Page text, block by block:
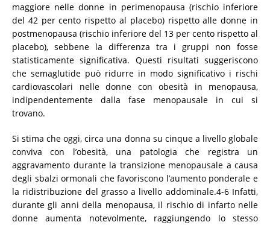
maggiore nelle donne in perimenopausa (rischio inferiore
del 42 per cento rispetto al placebo) rispetto alle donne in
postmenopausa (rischio inferiore del 13 per cento rispetto al
placebo), sebbene la differenza tra i gruppi non fosse
statisticamente significativa. Questi risultati suggeriscono
che semaglutide può ridurre in modo significativo i rischi
cardiovascolari nelle donne con obesità in menopausa,
indipendentemente dalla fase menopausale in cui si
trovano.
Si stima che oggi, circa una donna su cinque a livello globale
conviva con l’obesità, una patologia che registra un
aggravamento durante la transizione menopausale a causa
degli sbalzi ormonali che favoriscono l’aumento ponderale e
la ridistribuzione del grasso a livello addominale.4-6 Infatti,
durante gli anni della menopausa, il rischio di infarto nelle
donne aumenta notevolmente, raggiungendo lo stesso